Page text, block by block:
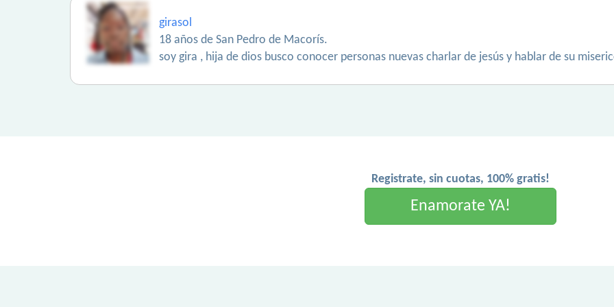
girasol
18 años de San Pedro de Macorís.
soy gira , hija de dios busco conocer personas nuevas charlar de jesús y hablar de su
Registrate, sin cuotas, 100% gratis!
Enamorate YA!